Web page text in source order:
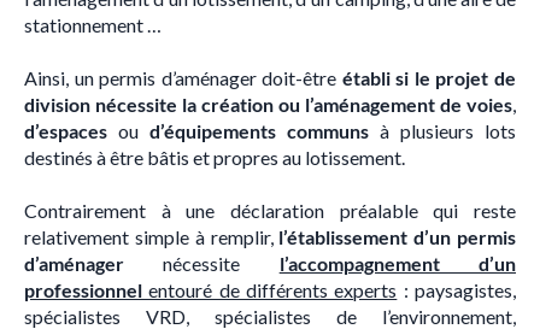
stationnement …
Ainsi, un permis d’aménager doit-être établi si le projet de
division nécessite la création ou l’aménagement de voies,
d’espaces ou d’équipements communs à plusieurs lots
destinés à être bâtis et propres au lotissement.
Contrairement à une déclaration préalable qui reste
relativement simple à remplir, l’établissement d’un permis
d’aménager nécessite l’accompagnement d’un
professionnel entouré de différents experts : paysagistes,
spécialistes VRD, spécialistes de l’environnement,